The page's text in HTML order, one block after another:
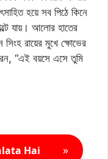
হয়ে সব পিঠে কিনে
যায়। আলোর হাতের
সিংহ রায়ের মুখে ক্ষোভের
“এই বয়সে এসে তুমি
Hai »